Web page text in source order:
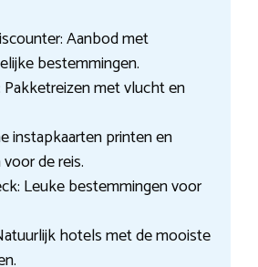
Aanbod met
bestemmingen.
Pakketreizen met vlucht en
instapkaarten printen en
de reis.
Leuke bestemmingen voor
hotels met de mooiste